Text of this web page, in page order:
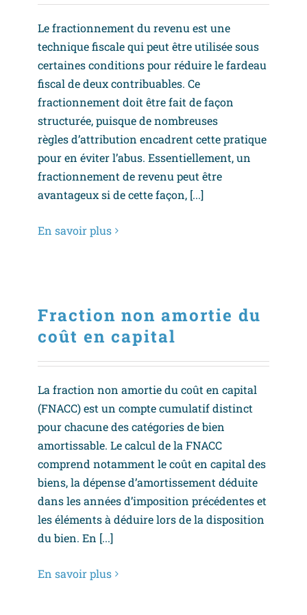
Le fractionnement du revenu est une
technique fiscale qui peut être utilisée sous
certaines conditions pour réduire le fardeau
fiscal de deux contribuables. Ce
fractionnement doit être fait de façon
structurée, puisque de nombreuses
règles d’attribution encadrent cette pratique
pour en éviter l’abus. Essentiellement, un
fractionnement de revenu peut être
avantageux si de cette façon, [...]
En savoir plus
Fraction non amortie du
coût en capital
La fraction non amortie du coût en capital
(FNACC) est un compte cumulatif distinct
pour chacune des catégories de bien
amortissable. Le calcul de la FNACC
comprend notamment le coût en capital des
biens, la dépense d’amortissement déduite
dans les années d’imposition précédentes et
les éléments à déduire lors de la disposition
du bien. En [...]
En savoir plus